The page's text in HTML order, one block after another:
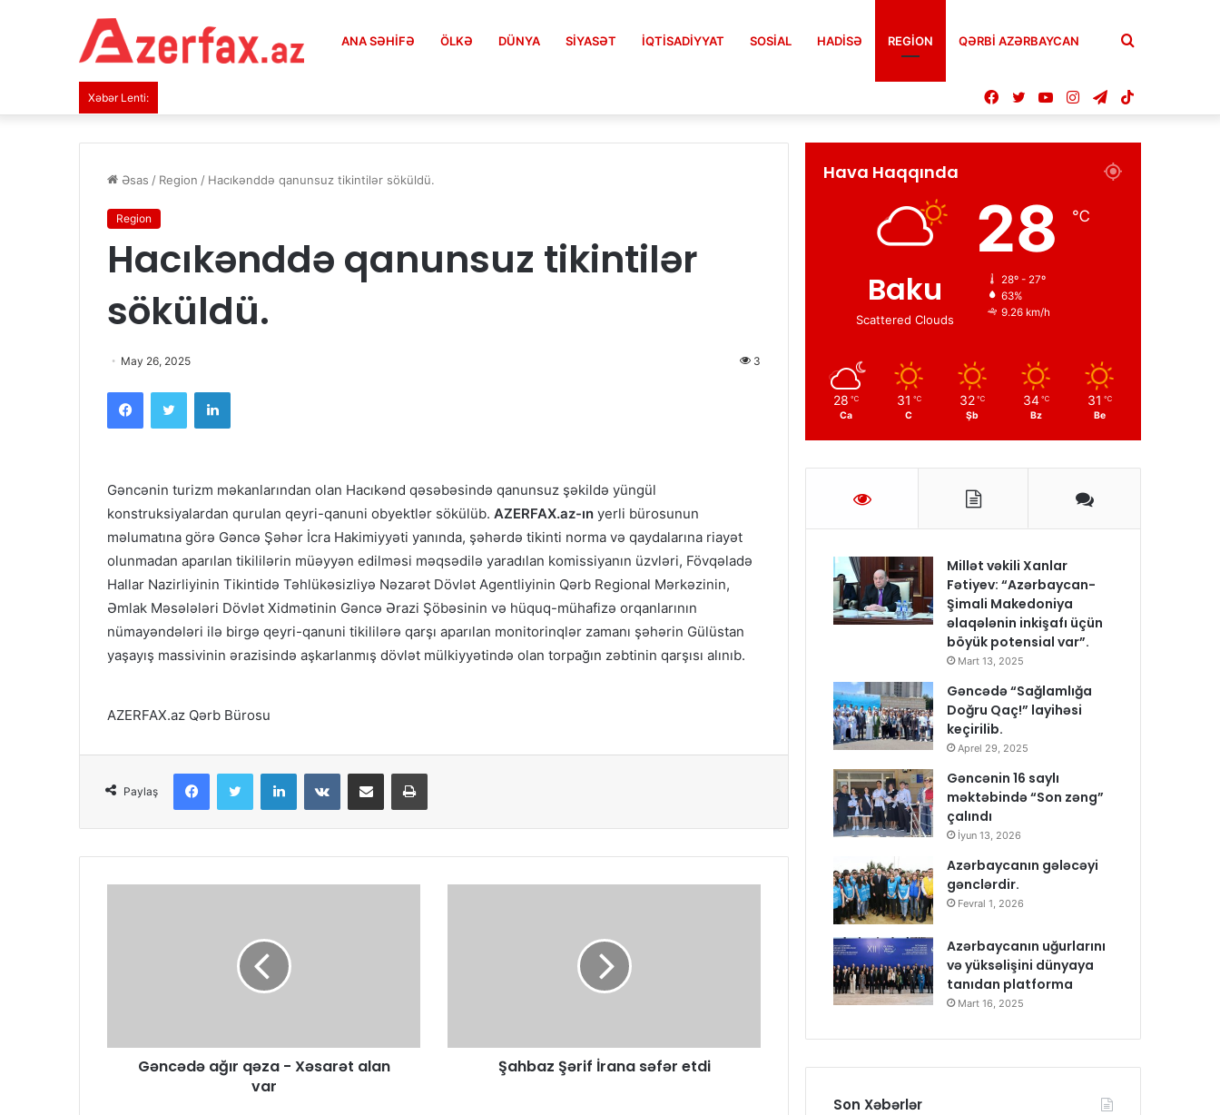
ANA SƏHIFƏ ÖLKƏ DÜNYA SIYASƏT İQTISADIYYAT SOSIAL HADISƏ REGION QƏRBİ AZƏRBAYCAN Axtar
Xəbər Lenti: Telegram
Instagram
YouTube
Twitter
Facebook
Əsas / Region / Hacıkənddə qanunsuz tikintilər söküldü.
Region
Hacıkənddə qanunsuz tikintilər
söküldü.
May 26, 2025 3
FacebookTwitter LinkedIn
Gəncənin turizm məkanlarından olan Hacıkənd qəsəbəsində qanunsuz şəkildə yüngül
konstruksiyalardan qurulan qeyri-qanuni obyektlər sökülüb. AZERFAX.az-ın yerli bürosunun
məlumatına görə Gəncə Şəhər İcra Hakimiyyəti yanında, şəhərdə tikinti norma və qaydalarına riayət
olunmadan aparılan tikililərin müəyyən edilməsi məqsədilə yaradılan komissiyanın üzvləri, Fövqəladə
Hallar Nazirliyinin Tikintidə Təhlükəsizliyə Nəzarət Dövlət Agentliyinin Qərb Regional Mərkəzinin,
Əmlak Məsələləri Dövlət Xidmətinin Gəncə Ərazi Şöbəsinin və hüquq-mühafizə orqanlarının
nümayəndələri ilə birgə qeyri-qanuni tikililərə qarşı aparılan monitorinqlər zamanı şəhərin Gülüstan
yaşayış massivinin ərazisində aşkarlanmış dövlət mülkiyyətində olan torpağın zəbtinin qarşısı alınıb.
AZERFAX.az Qərb Bürosu
Paylaş
FacebookTwitter LinkedInVKontakteShare via Email Print
Gəncədə ağır qəza - Xəsarət alan
var
Şahbaz Şərif İrana səfər etdi
Hava Haqqında
Baku
Scattered Clouds
28 ℃
28º - 27º
63%
9.26 km/h
28 ℃
Ca
31 ℃
C
32 ℃
Şb
34 ℃
Bz
31 ℃
Be
Millət vəkili Xanlar
Fətiyev: “Azərbaycan-
Şimali Makedoniya
əlaqələnin inkişafı üçün
böyük potensial var”.
Mart 13, 2025
Gəncədə “Sağlamlığa
Doğru Qaç!” layihəsi
keçirilib.
Aprel 29, 2025
Gəncənin 16 saylı
məktəbində “Son zəng”
çalındı
İyun 13, 2026
Azərbaycanın gələcəyi
gənclərdir.
Fevral 1, 2026
Azərbaycanın uğurlarını
və yüksəlişini dünyaya
tanıdan platforma
Mart 16, 2025
Son Xəbərlər